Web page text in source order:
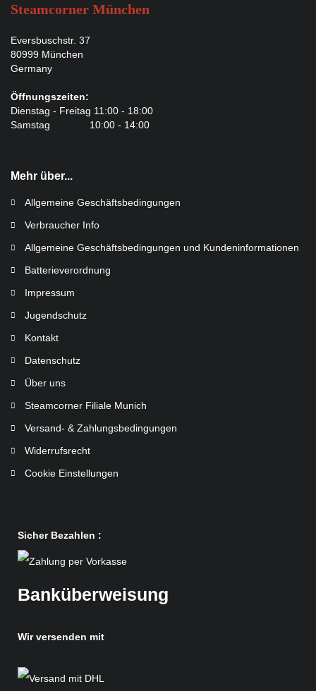
Steamcorner München
Eversbuschstr. 37
80999 München
Germany
Öffnungszeiten:
Dienstag - Freitag 11:00 - 18:00
Samstag 10:00 - 14:00
Mehr über...
Allgemeine Geschäftsbedingungen
Verbraucher Info
Allgemeine Geschäftsbedingungen und Kundeninformationen
Batterieverordnung
Impressum
Jugendschutz
Kontakt
Datenschutz
Über uns
Steamcorner Filiale Munich
Versand- & Zahlungsbedingungen
Widerrufsrecht
Cookie Einstellungen
Sicher Bezahlen :
Banküberweisung
Wir versenden mit